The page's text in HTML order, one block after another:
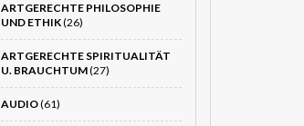
ARTGERECHTE PHILOSOPHIE
UND ETHIK(26)
ARTGERECHTE SPIRITUALITÄT
U. BRAUCHTUM(27)
AUDIO(61)